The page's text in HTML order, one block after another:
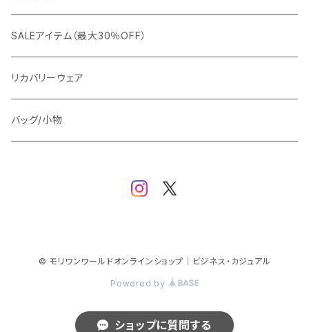
TETEHOMME
TAION
Tシャツ/ポロシャツ
ビジネスジャケット
コート
マウンテンパーカー/アウトドア
ダウン / 中綿アウター
セットアップ
ワイシャツ
カジュアル
ニット/Tシャツ/カットソー
スウェット/パーカー
アウター
アウター
トップス（ブラウス/カットソー）
ジャケット
SALEアイテム（最大30％OFF）
リカバリーウェア
バッグ/小物
© モリワンワールドオンラインショップ｜ビジネス・カジュアル
Powered by
ショップに質問する